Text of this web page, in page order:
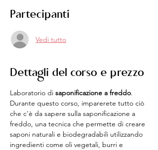
Partecipanti
Vedi tutto
Dettagli del corso e prezzo
Laboratorio di saponificazione a freddo.
Durante questo corso, imparerete tutto ciò
che c'è da sapere sulla saponificazione a
freddo, una tecnica che permette di creare
saponi naturali e biodegradabili utilizzando
ingredienti come oli vegetali, burri e